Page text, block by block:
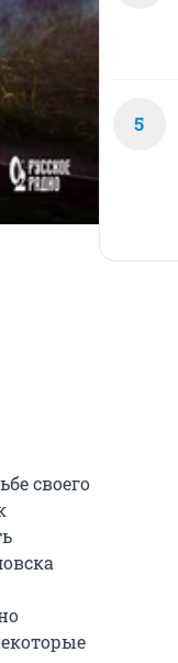
своего
5